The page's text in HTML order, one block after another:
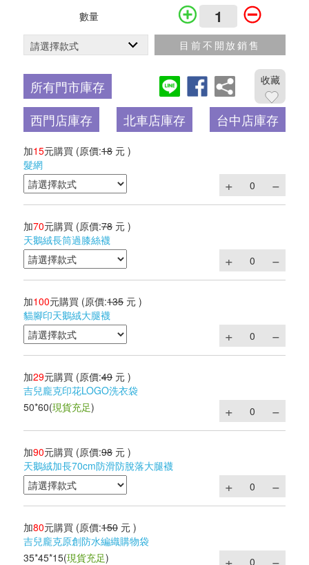
數量
目前不開放銷售
所有門市庫存 收藏
西門店庫存 北車店庫存 台中店庫存
加15元購買 (原價:18 元 )
髮網
加70元購買 (原價:78 元 )
天鵝絨長筒過膝絲襪
加100元購買 (原價:135 元 )
貓腳印天鵝絨大腿襪
加29元購買 (原價:49 元 )
吉兒龐克印花LOGO洗衣袋
50*60(現貨充足)
加90元購買 (原價:98 元 )
天鵝絨加長70cm防滑防脫落大腿襪
加80元購買 (原價:150 元 )
吉兒龐克原創防水編織購物袋
35*45*15(現貨充足)